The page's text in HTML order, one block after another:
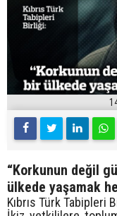
“Korkunun değil
ülkede yaşamak
Kıbrıs Türk Tabipleri